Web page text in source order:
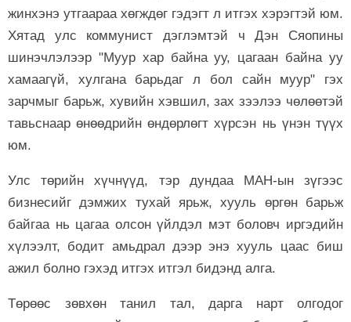
жинхэнэ утгаараа хөгждөг гэдэгт л итгэх хэрэгтэй юм.
Хятад улс коммунист дэглэмтэй ч Дэн Сяопины
шинэчлэлээр "Муур хар байна уу, цагаан байна уу
хамаагүй, хулгана барьдаг л бол сайн муур" гэх
зарчмыг барьж, хувийн хэвшил, зах зээлээ чөлөөтэй
тавьснаар өнөөдрийн өндөрлөгт хүрсэн нь үнэн түүх
юм.
Улс төрийн хүчнүүд, тэр дундаа МАН-ын зүгээс
бизнесийг дэмжих тухай ярьж, хууль өргөн барьж
байгаа нь цагаа олсон үйлдэл мэт боловч иргэдийн
хүлээлт, бодит амьдрал дээр энэ хууль цаас биш
ажил болно гэхэд итгэх итгэл бидэнд алга.
Төрөөс зөвхөн танил тал, дарга нарт олгодог